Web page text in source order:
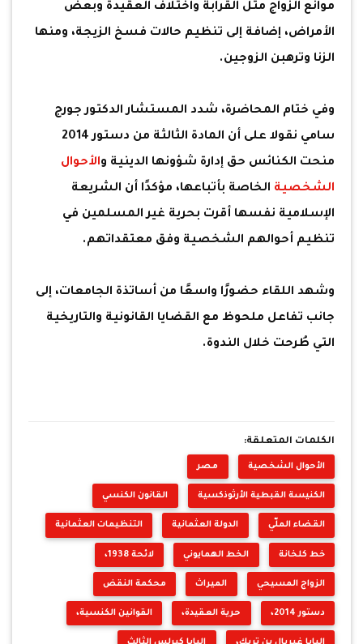
موانع الزواج مثل القرابة واختلاف العقيدة وبعض
الأمراض، إضافة إلى تنظيم حالات فسخ الزيجة، ومنها
الزنا وترهبن الزوجين.
وفي ختام المحاضرة، شدد المستشار الدكتور جورج
سامي نقولا على أن المادة الثالثة من دستور 2014
منحت الكنائس حق إدارة شؤونها الدينية والأحوال
الشخصية الخاصة بأتباعها، مؤكدًا أن الشريعة
الإسلامية نفسها أقرت بحرية غير المسلمين في
تنظيم أحوالهم الشخصية وفق معتقداتهم.
وشهد اللقاء حضورًا واسعًا من أساتذة الجامعات، إلى
جانب تفاعل ملحوظ مع القضايا القانونية والتاريخية
التي طُرحت خلال الندوة.
الكلمات المتعلقة:
الأحوال الشخصية مصر
الكنيسة القبطية الأرثوذكسية القانون الكنسي
القضاء الملّي الدولة العثمانية التنظيمات العثمانية
خط كلخانة الخط الهمايوني لائحة 1938،
الزواج المسيحي الميراث محكمة النقض
دستور 2014، حرية العقيدة، القوانين الكنسية،